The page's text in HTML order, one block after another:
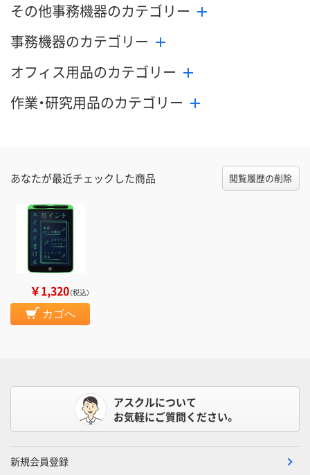
その他事務機器のカテゴリー
事務機器のカテゴリー
オフィス用品のカテゴリー
作業・研究用品のカテゴリー
あなたが最近チェックした商品 閲覧履歴の削除
￥1,320（税込）
カゴへ
アスクルについて
お気軽にご質問ください。
新規会員登録